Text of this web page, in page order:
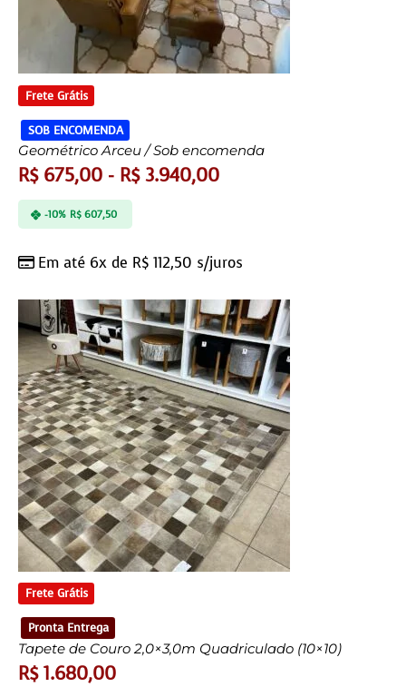
Frete Grátis
SOB ENCOMENDA
Geométrico Arceu / Sob encomenda
R$675,00 - R$3.940,00
Em até 6x de R$ 112,50 s/juros
-10% R$607,50
Frete Grátis
Pronta Entrega
Tapete de Couro 2,0×3,0m Quadriculado (10×10)
R$1.680,00